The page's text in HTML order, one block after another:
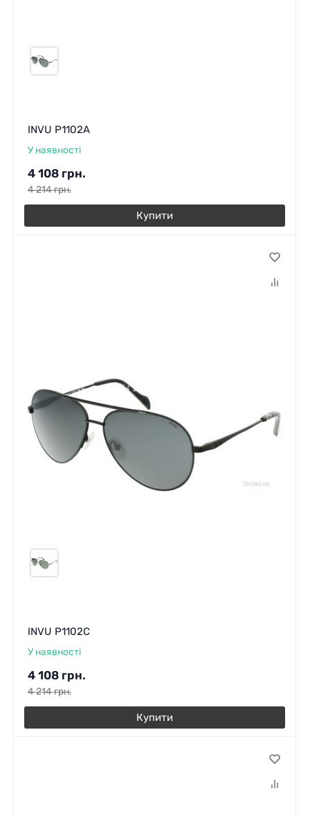
INVU P1102A
У наявності
4 108 грн.
4 214грн.
Купити
INVU P1102C
У наявності
4 108 грн.
4 214грн.
Купити